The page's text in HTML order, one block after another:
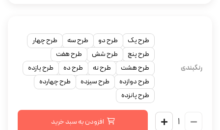
رنگبندی
طرح یک طرح دو طرح سه
طرح چهار
طرح پنج
طرح شش
طرح هفت
طرح هشت
طرح نه طرح ده
طرح یازده
طرح دوازده
طرح سیزده
طرح چهارده
طرح پانزده
افزودن به سبد خرید